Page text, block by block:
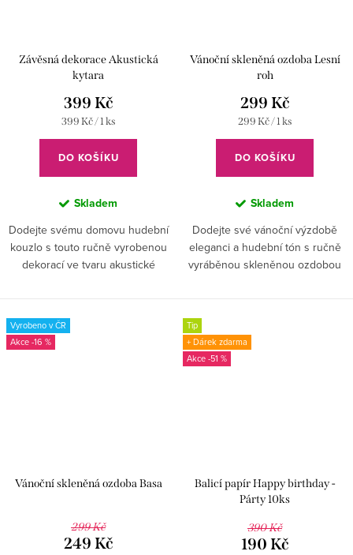
Závěsná dekorace Akustická
kytara
399 Kč
Měrná
cena:
399 Kč / 1 ks
DO KOŠÍKU
Skladem
Dodejte svému domovu hudební
kouzlo s touto ručně vyrobenou
dekorací ve tvaru akustické
Vánoční skleněná ozdoba Lesní
roh
299 Kč
Měrná
cena:
299 Kč / 1 ks
DO KOŠÍKU
Skladem
Dodejte své vánoční výzdobě
eleganci a hudební tón s ručně
vyráběnou skleněnou ozdobou
Vyrobeno v ČR
-16 %
Vánoční skleněná ozdoba Basa
299 Kč
249 Kč
Tip
+ Dárek zdarma
-51 %
Balicí papír Happy birthday -
Párty 10ks
390 Kč
190 Kč